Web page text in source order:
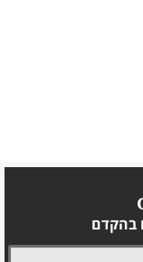
בהקדם